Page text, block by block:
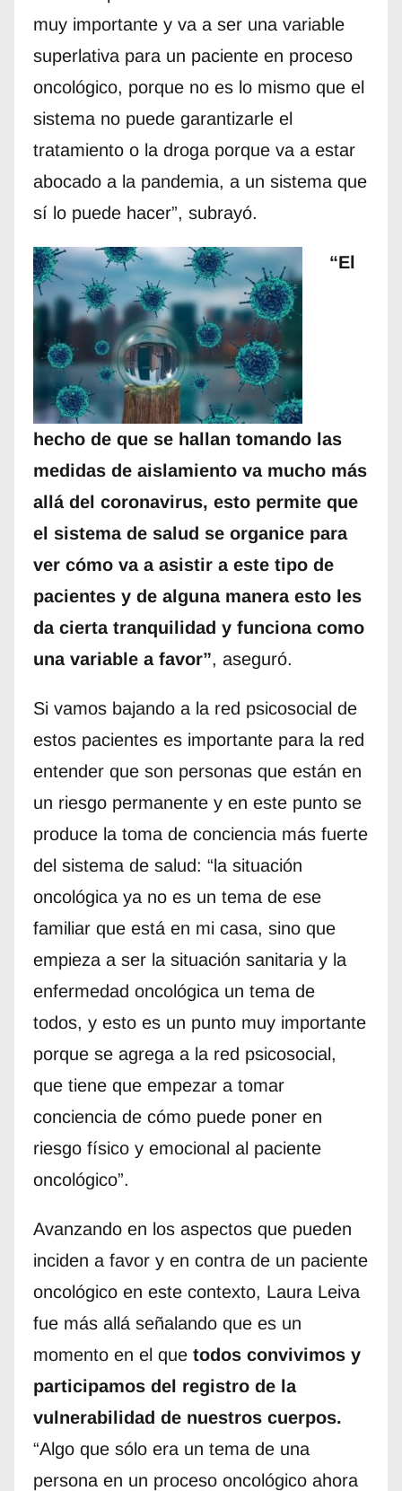
muy importante y va a ser una variable
superlativa para un paciente en proceso
oncológico, porque no es lo mismo que el
sistema no puede garantizarle el
tratamiento o la droga porque va a estar
abocado a la pandemia, a un sistema que
sí lo puede hacer”, subrayó.
“El
hecho de que se hallan tomando las
medidas de aislamiento va mucho más
allá del coronavirus, esto permite que
el sistema de salud se organice para
ver cómo va a asistir a este tipo de
pacientes y de alguna manera esto les
da cierta tranquilidad y funciona como
una variable a favor”, aseguró.
Si vamos bajando a la red psicosocial de
estos pacientes es importante para la red
entender que son personas que están en
un riesgo permanente y en este punto se
produce la toma de conciencia más fuerte
del sistema de salud: “la situación
oncológica ya no es un tema de ese
familiar que está en mi casa, sino que
empieza a ser la situación sanitaria y la
enfermedad oncológica un tema de
todos, y esto es un punto muy importante
porque se agrega a la red psicosocial,
que tiene que empezar a tomar
conciencia de cómo puede poner en
riesgo físico y emocional al paciente
oncológico”.
Avanzando en los aspectos que pueden
inciden a favor y en contra de un paciente
oncológico en este contexto, Laura Leiva
fue más allá señalando que es un
momento en el que todos convivimos y
participamos del registro de la
vulnerabilidad de nuestros cuerpos.
“Algo que sólo era un tema de una
persona en un proceso oncológico ahora